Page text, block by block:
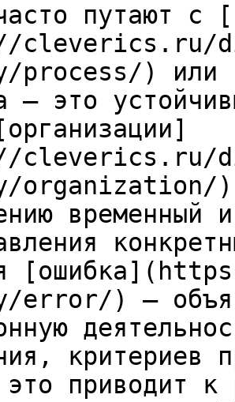
путают с
cleverics.ru/
process/) или
— это
cleverics.ru/
organization/
временный
error/) —
критериев
приводит к